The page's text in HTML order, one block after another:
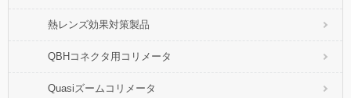
熱レンズ効果対策製品
QBHコネクタ用コリメータ
Quasiズームコリメータ